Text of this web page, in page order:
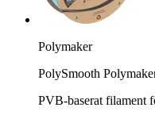
Polymaker
PolySmooth
PVB-baserat filament